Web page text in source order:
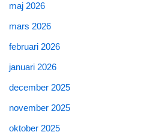
maj 2026
mars 2026
februari 2026
januari 2026
december 2025
november 2025
oktober 2025